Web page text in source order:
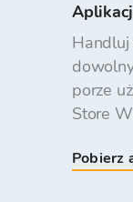
porze
Store
Pobierz